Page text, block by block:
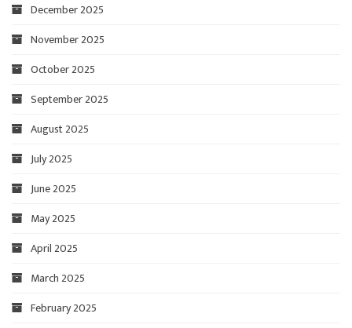
December 2025
November 2025
October 2025
September 2025
August 2025
July 2025
June 2025
May 2025
April 2025
March 2025
February 2025